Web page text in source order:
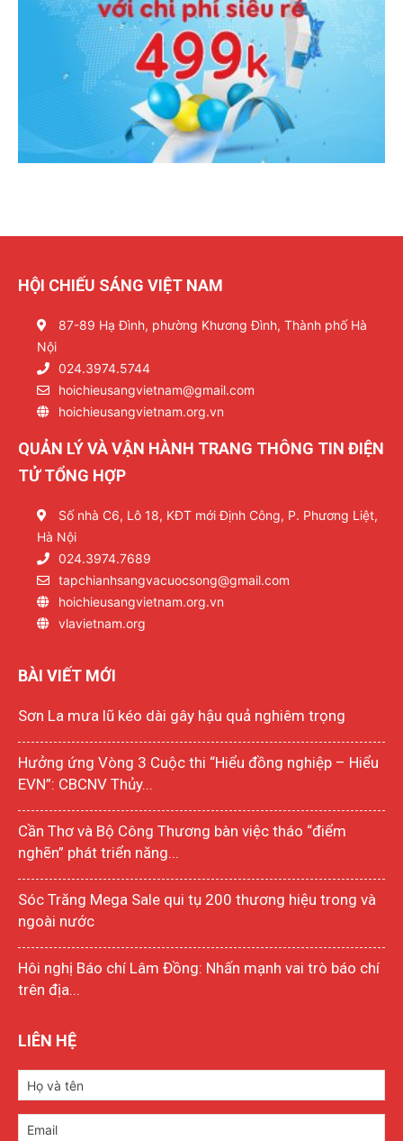
HỘI CHIẾU SÁNG VIỆT NAM
87-89 Hạ Đình, phường Khương Đình, Thành phố Hà
Nội
024.3974.5744
hoichieusangvietnam@gmail.com
hoichieusangvietnam.org.vn
QUẢN LÝ VÀ VẬN HÀNH TRANG THÔNG TIN ĐIỆN
TỬ TỔNG HỢP
Số nhà C6, Lô 18, KĐT mới Định Công, P. Phương Liệt,
Hà Nội
024.3974.7689
tapchianhsangvacuocsong@gmail.com
hoichieusangvietnam.org.vn
vlavietnam.org
BÀI VIẾT MỚI
Sơn La mưa lũ kéo dài gây hậu quả nghiêm trọng
Hưởng ứng Vòng 3 Cuộc thi “Hiểu đồng nghiệp – Hiểu
EVN”: CBCNV Thủy...
Cần Thơ và Bộ Công Thương bàn việc tháo “điểm
nghẽn” phát triển năng...
Sóc Trăng Mega Sale qui tụ 200 thương hiệu trong và
ngoài nước
Hôi nghị Báo chí Lâm Đồng: Nhấn mạnh vai trò báo chí
trên địa...
LIÊN HỆ